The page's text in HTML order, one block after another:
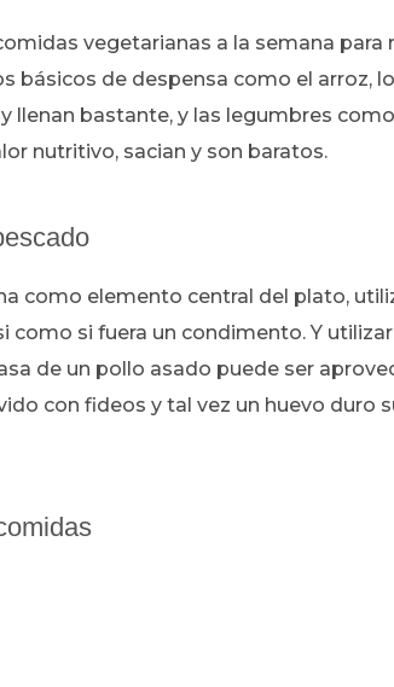
vegetarianas a la semana para
básicos de despensa como el arroz,
llenan bastante, y las legumbres
nutritivo, sacian y son baratos.
como elemento central del plato,
como si fuera un condimento. Y
de un pollo asado puede ser
con fideos y tal vez un huevo duro